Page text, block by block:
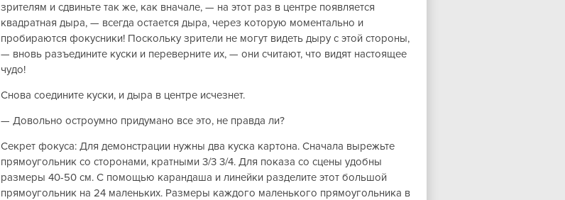
зрителям и сдвиньте так же, как вначале, — на этот раз в центре появляется
квадратная дыра, — всегда остается дыра, через которую моментально и
пробираются фокусники! Поскольку зрители не могут видеть дыру с этой стороны,
— вновь разъедините куски и переверните их, — они считают, что видят настоящее
чудо!
Снова соедините куски, и дыра в центре исчезнет.
— Довольно остроумно придумано все это, не правда ли?
Секрет фокуса: Для демонстрации нужны два куска картона. Сначала вырежьте
прямоугольник со сторонами, кратными 3/3 3/4. Для показа со сцены удобны
размеры 40-50 см. С помощью карандаша и линейки разделите этот большой
прямоугольник на 24 маленьких. Размеры каждого маленького прямоугольника в